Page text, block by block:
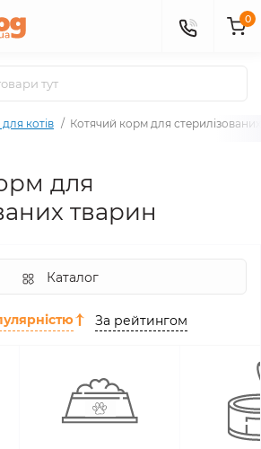
0
котів Котячий корм для
для
тварин
Каталог
За рейтингом